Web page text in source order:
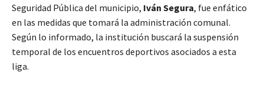
Seguridad Pública del municipio, Iván Segura, fue enfático
en las medidas que tomará la administración comunal.
Según lo informado, la institución buscará la suspensión
temporal de los encuentros deportivos asociados a esta
liga.